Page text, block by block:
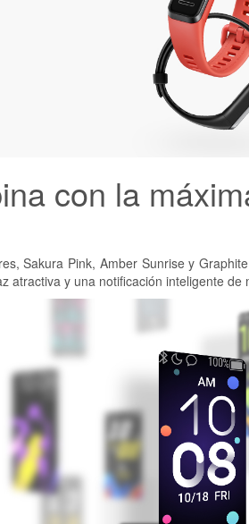
con la
Sakura Pink, Amber Sunrise y
atractiva y una notificación inteligente de